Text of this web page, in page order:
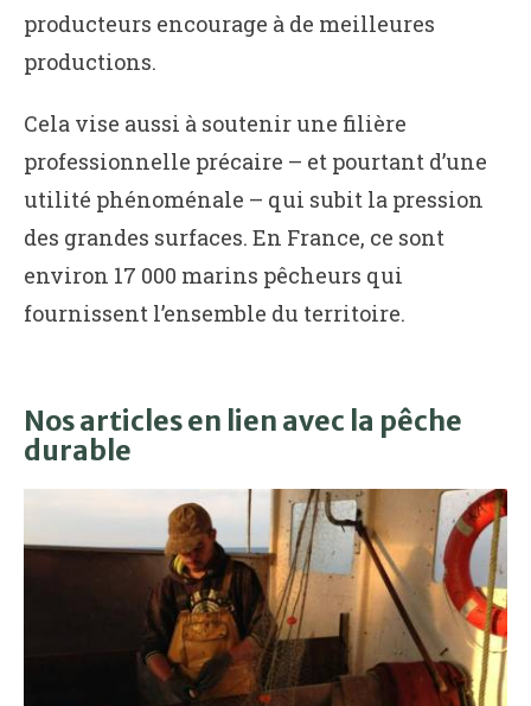
producteurs encourage à de meilleures
productions.
Cela vise aussi à soutenir une filière
professionnelle précaire – et pourtant d’une
utilité phénoménale – qui subit la pression
des grandes surfaces. En France, ce sont
environ 17 000 marins pêcheurs qui
fournissent l’ensemble du territoire.
Nos articles en lien avec la pêche
durable